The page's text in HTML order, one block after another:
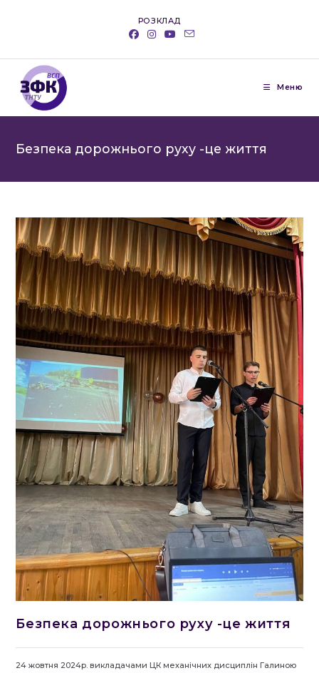
РОЗКЛАД
Меню
Безпека дорожнього руху -це життя
Безпека дорожнього руху -це життя
24 жовтня 2024р. викладачами ЦК механічних дисциплін Галиною